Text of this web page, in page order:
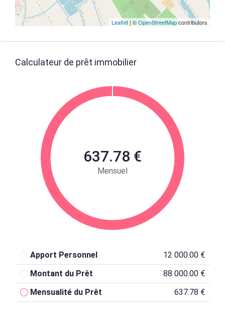
Leaflet | ©OpenStreetMapcontributors
Calculateur de prêt immobilier
637.78 €
Mensuel
Apport Personnel
12 000.00 €
Montant du Prêt
88 000.00 €
Mensualité du Prêt
637.78 €